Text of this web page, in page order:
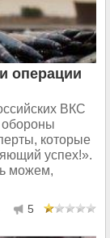
операции
ВКС
которые
успех!».
можем,
5